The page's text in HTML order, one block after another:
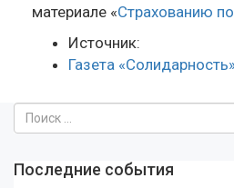
материале «Страхованию
Источник:
Газета
Последние события